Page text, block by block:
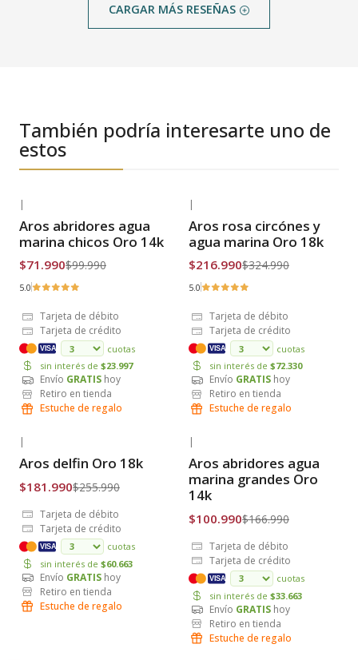
CARGAR MÁS RESEÑAS
También podría interesarte uno de
estos
Envío Gratis
|
Aros abridores agua
marina chicos Oro 14k
$71.990$99.990
5.0
Tarjeta de débito
Tarjeta de crédito
VISA
cuotas
sin interés de $23.997
Envío GRATIS hoy
Retiro en tienda
Estuche de regalo
Envío Gratis
|
Aros rosa circónes y
agua marina Oro 18k
$216.990$324.990
5.0
Tarjeta de débito
Tarjeta de crédito
VISA
cuotas
sin interés de $72.330
Envío GRATIS hoy
Retiro en tienda
Estuche de regalo
Envío Gratis
|
Aros delfin Oro 18k
$181.990$255.990
Tarjeta de débito
Tarjeta de crédito
VISA
cuotas
sin interés de $60.663
Envío GRATIS hoy
Retiro en tienda
Estuche de regalo
Envío Gratis
|
Aros abridores agua
marina grandes Oro
14k
$100.990$166.990
Tarjeta de débito
Tarjeta de crédito
VISA
cuotas
sin interés de $33.663
Envío GRATIS hoy
Retiro en tienda
Estuche de regalo